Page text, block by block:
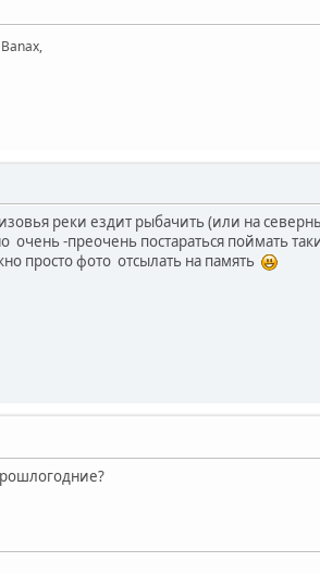
реки ездит рыбачить (или на
очень -преочень постараться поймать
просто фото отсылать на память